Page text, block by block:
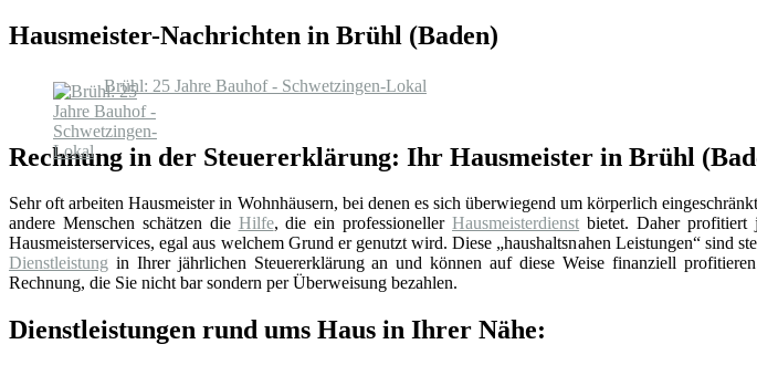
Hausmeister-Nachrichten in Brühl (Baden)
Brühl: 25 Jahre Bauhof - Schwetzingen-Lokal
Rechnung in der Steuererklärung: Ihr Hausmeister in Brühl
Sehr oft arbeiten Hausmeister in Wohnhäusern, bei denen es sich überwiegend um körperlich
andere Menschen schätzen die Hilfe, die ein professionellerHausmeisterdienst bietet. Daher profitiert
Hausmeisterservices, egal aus welchem Grund er genutzt wird. Diese „haushaltsnahen Leistungen“ sind
Dienstleistung in Ihrer jährlichen Steuererklärung an und können auf diese Weise finanziell
Rechnung, die Sie nicht bar sondern per Überweisung bezahlen.
Dienstleistungen rund ums Haus in Ihrer Nähe: